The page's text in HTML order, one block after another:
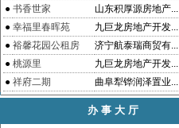
● 书香世家
山东积厚源房地产...
● 幸福里春晖苑
九巨龙房地产开发...
● 裕馨花园公租房
济宁航泰瑞商贸有...
● 桃源里
九巨龙房地产开发...
● 祥府二期 曲阜犁铧润泽置业...
办事大厅